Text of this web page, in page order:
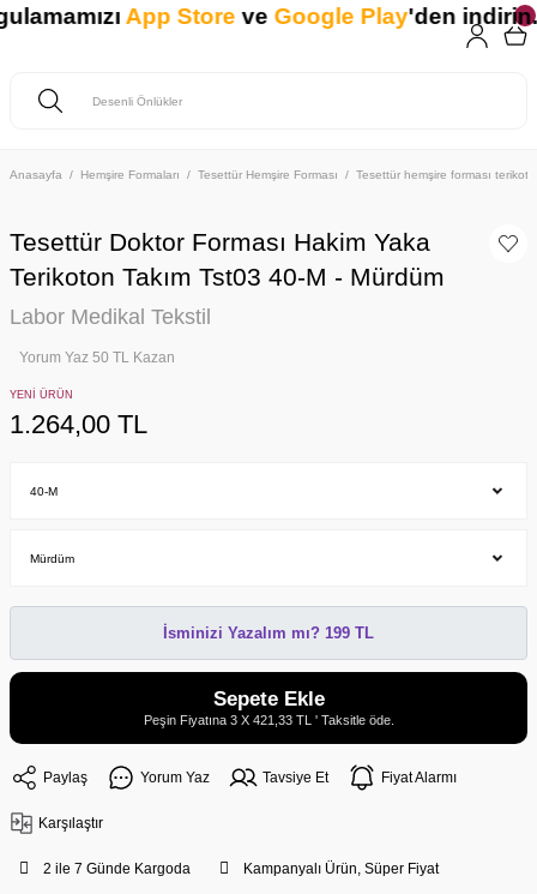
Anasayfa Hemşire Formaları Tesettür Hemşire Forması Tesettür hemşire forması
Tesettür Doktor Forması Hakim Yaka
Terikoton Takım Tst03 40-M - Mürdüm
Labor Medikal Tekstil
Yorum Yaz 50 TL Kazan
YENİ ÜRÜN
1.264,00 TL
İsminizi Yazalım mı? 199 TL
Sepete Ekle
Peşin Fiyatına 3 X 421,33 TL ' Taksitle öde.
Paylaş Yorum Yaz Tavsiye Et Fiyat Alarmı
Karşılaştır
2 ile 7 Günde Kargoda Kampanyalı Ürün, Süper Fiyat
App StoreveGoogle Play'den indirin.